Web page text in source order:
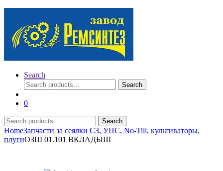
Search
Search
for:
Search
0
Search
for:
Search
HomeЗапчасти за сеялки СЗ, УПС, No-Till, культиваторы,
плугиОЗШ 01.101 ВКЛАДЫШ